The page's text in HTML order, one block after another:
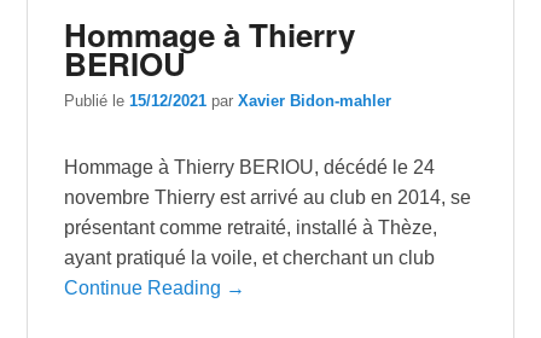
Hommage à Thierry
BERIOU
Publié le15/12/2021 parXavier Bidon-mahler
Hommage à Thierry BERIOU, décédé le 24
novembre Thierry est arrivé au club en 2014, se
présentant comme retraité, installé à Thèze,
ayant pratiqué la voile, et cherchant un club
Continue Reading →